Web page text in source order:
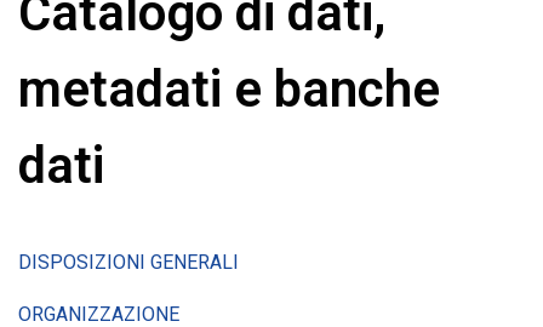
Catalogo di dati,
metadati e banche
dati
DISPOSIZIONI GENERALI
ORGANIZZAZIONE